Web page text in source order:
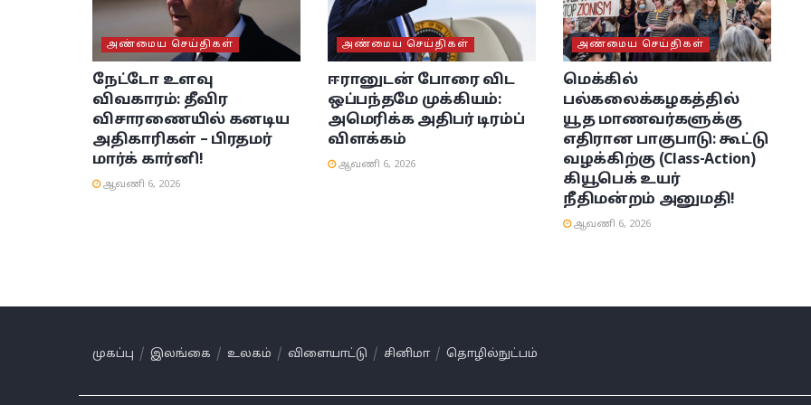
அண்மைய செய்திகள்
நேட்டோ உளவு
விவகாரம்: தீவிர
விசாரணையில் கனடிய
அதிகாரிகள் – பிரதமர்
மார்க் கார்னி!
ஆவணி 6, 2026
அண்மைய செய்திகள்
ஈரானுடன் போரை விட
ஒப்பந்தமே முக்கியம்:
அமெரிக்க அதிபர் டிரம்ப்
விளக்கம்
ஆவணி 6, 2026
அண்மைய செய்திகள்
மெக்கில்
பல்கலைக்கழகத்தில்
யூத மாணவர்களுக்கு
எதிரான பாகுபாடு: கூட்டு
வழக்கிற்கு (Class-Action)
கியூபெக் உயர்
நீதிமன்றம் அனுமதி!
ஆவணி 6, 2026
முகப்பு இலங்கை உலகம் விளையாட்டு சினிமா தொழில்நுட்பம்